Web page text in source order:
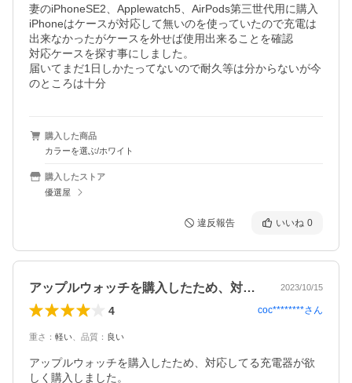
妻のiPhoneSE2、Applewatch5、AirPods第三世代用に購入
iPhoneはケースが対応して無いのを使っていたので充電は
出来なかったがケースを外せば使用出来ることを確認
対応ケースを探す事にしました。
届いてまだ1日しかたってないので耐久等は分からないが今
購入した商品
カラーを選ぶ/ホワイト
購入したストア
優選屋
違反報告 いいね 0
アップルウォッチを購入したため、対応し… 2023/10/15
4 coc********さん
重さ ： 軽い 品質 ： 良い
アップルウォッチを購入したため、対応してる充電器が欲
しく購入しました。